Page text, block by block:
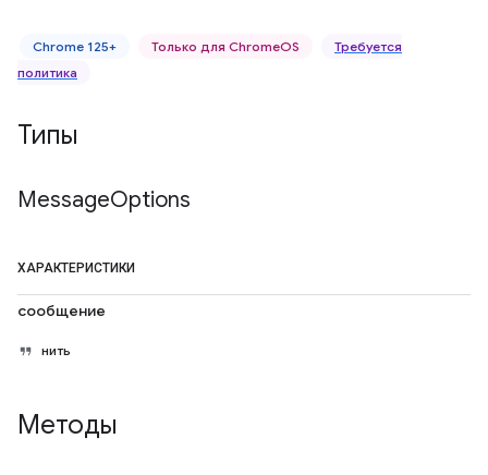
Chrome 125+ Только для ChromeOS
Требуется
политика
Типы
MessageOptions
ХАРАКТЕРИСТИКИ
сообщение
нить
Методы